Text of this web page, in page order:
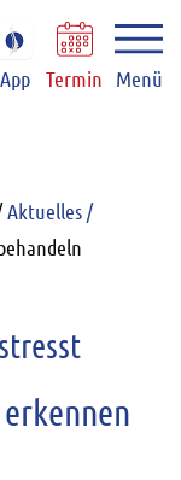
App Termin Menü
Aktuelles /